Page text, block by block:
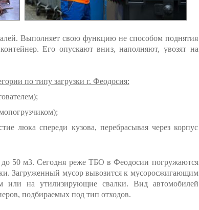
Выполняет свою функцию не способом поднятия
Его опускают вниз, наполняют, увозят на
по типу загрузки г. Феодосия:
люка спереди кузова, перебрасывая через корпус
до 50 м3. Сегодня реже ТБО в Феодосии погружаются
Загруженный мусор вывозится к мусоросжигающим
или на утилизирующие свалки. Вид автомобилей
подбираемых под тип отходов.